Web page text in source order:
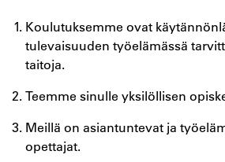
Koulutuksemme ovat
tulevaisuuden työelämässä
taitoja.
Teemme sinulle yksilöllisen
Meillä on asiantuntevat ja
opettajat.